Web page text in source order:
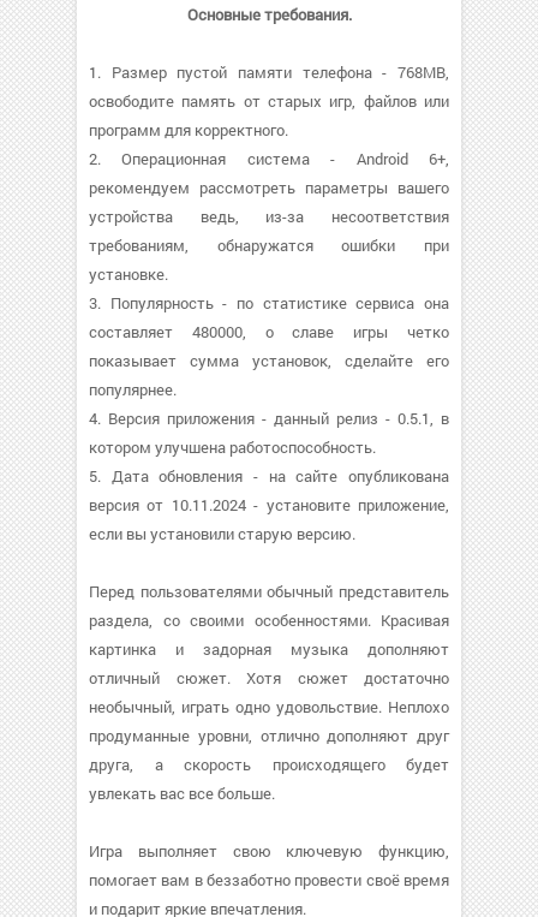
Основные требования.
1. Размер пустой памяти телефона - 768MB,
освободите память от старых игр, файлов или
программ для корректного.
2. Операционная система - Android 6+,
рекомендуем рассмотреть параметры вашего
устройства ведь, из-за несоответствия
требованиям, обнаружатся ошибки при
установке.
3. Популярность - по статистике сервиса она
составляет 480000, о cлаве игры четко
показывает сумма установок, сделайте его
популярнее.
4. Версия приложения - данный релиз - 0.5.1, в
котором улучшена работоспособность.
5. Дата обновления - на сайте опубликована
версия от 10.11.2024 - установите приложение,
если вы установили старую версию.
Перед пользователями обычный представитель
раздела, со своими особенностями. Красивая
картинка и задорная музыка дополняют
отличный сюжет. Хотя сюжет достаточно
необычный, играть одно удовольствие. Неплохо
продуманные уровни, отлично дополняют друг
друга, а скорость происходящего будет
увлекать вас все больше.
Игра выполняет свою ключевую функцию,
помогает вам в беззаботно провести своё время
и подарит яркие впечатления.